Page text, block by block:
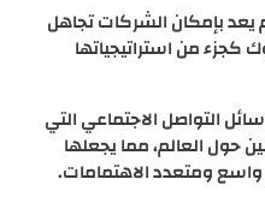
يعد بإمكان الشركات تجاهل
من استراتيجياتها
التواصل الاجتماعي التي
حول العالم، مما يجعلها
ومتعدد الاهتمامات.